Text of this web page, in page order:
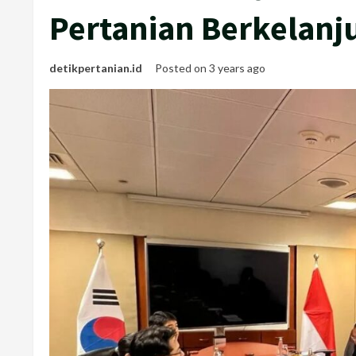
Pertanian
detikpertanian.id Posted on 3 years ago